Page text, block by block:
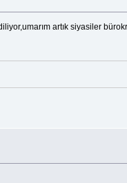
artık siyasiler